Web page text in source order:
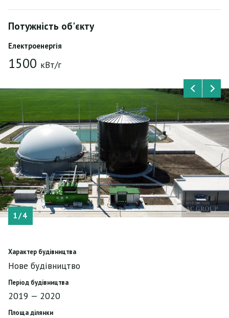
Потужність об'єкту
Електроенергія
1500 кВт/г
1/4
Характер будівництва
Нове будівництво
Період будівництва
2019 — 2020
Площа ділянки